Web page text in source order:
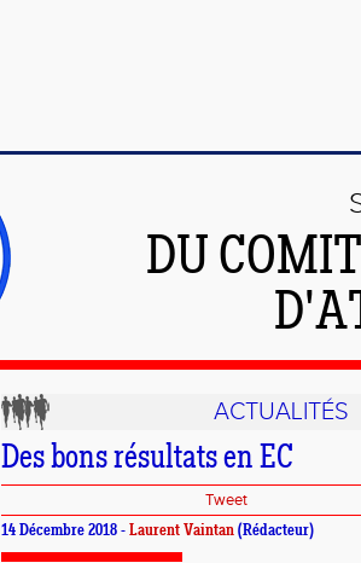
DU
ACTUALITÉS
Des bons résultats en EC
Tweet
14 Décembre 2018 - Laurent Vaintan (Rédacteur)